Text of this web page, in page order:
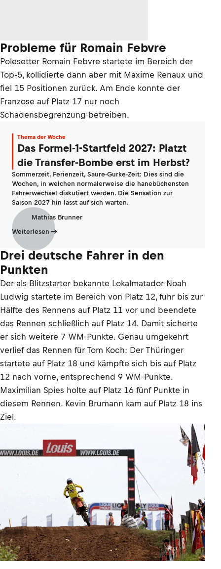
Probleme für Romain Febvre
Polesetter Romain Febvre startete im Bereich der
Top-5, kollidierte dann aber mit Maxime Renaux und
fiel 15 Positionen zurück. Am Ende konnte der
Franzose auf Platz 17 nur noch
Schadensbegrenzung betreiben.
Thema der Woche
Das Formel-1-Startfeld 2027: Platzt
die Transfer-Bombe erst im Herbst?
Sommerzeit, Ferienzeit, Saure-Gurke-Zeit: Dies sind die
Wochen, in welchen normalerweise die hanebüchensten
Fahrerwechsel diskutiert werden. Die Sensation zur
Saison 2027 hin lässt auf sich warten.
Mathias Brunner
Weiterlesen
Drei deutsche Fahrer in den
Punkten
Der als Blitzstarter bekannte Lokalmatador Noah
Ludwig startete im Bereich von Platz 12, fuhr bis zur
Hälfte des Rennens auf Platz 11 vor und beendete
das Rennen schließlich auf Platz 14. Damit sicherte
er sich weitere 7 WM-Punkte. Genau umgekehrt
verlief das Rennen für Tom Koch: Der Thüringer
startete auf Platz 18 und kämpfte sich bis auf Platz
12 nach vorne, entsprechend 9 WM-Punkte.
Maximilian Spies holte auf Platz 16 fünf Punkte in
diesem Rennen. Kevin Brumann kam auf Platz 18 ins
Ziel.